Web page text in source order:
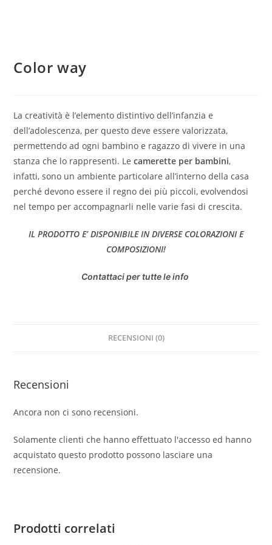
Color way
La creatività è l’elemento distintivo dell’infanzia e
dell’adolescenza, per questo deve essere valorizzata,
permettendo ad ogni bambino e ragazzo di vivere in una
stanza che lo rappresenti. Lecamerette per bambini,
infatti, sono un ambiente particolare all’interno della casa
perché devono essere il regno dei più piccoli, evolvendosi
nel tempo per accompagnarli nelle varie fasi di crescita.
IL PRODOTTO E’ DISPONIBILE IN DIVERSE COLORAZIONI E
COMPOSIZIONI!
Contattaci per tutte le info
RECENSIONI (0)
Recensioni
Ancora non ci sono recensioni.
Solamente clienti che hanno effettuato l'accesso ed hanno
acquistato questo prodotto possono lasciare una
recensione.
Prodotti correlati